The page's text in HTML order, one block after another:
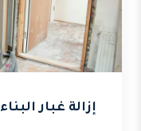
إزالة غبار البناء